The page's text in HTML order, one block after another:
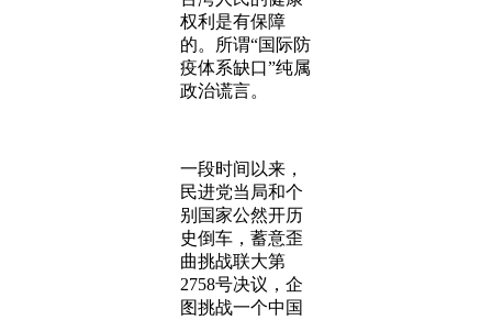
权利是有保障
的。所谓“国际防
疫体系缺口”纯属
政治谎言。
一段时间以来，
民进党当局和个
别国家公然开历
史倒车，蓄意歪
曲挑战联大第
2758号决议，企
图挑战一个中国